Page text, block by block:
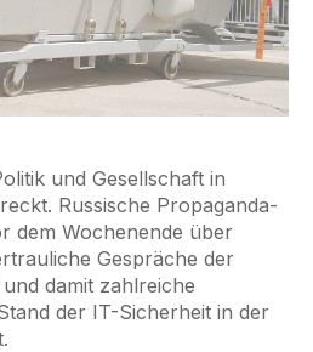
und Gesellschaft in
Russische Propaganda-
dem Wochenende über
Gespräche der
damit zahlreiche
der IT-Sicherheit in der